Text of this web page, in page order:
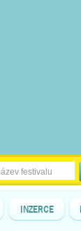
INZERCE